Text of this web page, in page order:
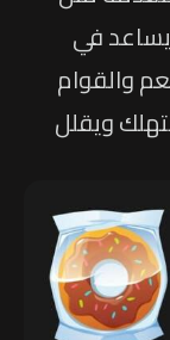
يساعد في
والقوام
ويقلل